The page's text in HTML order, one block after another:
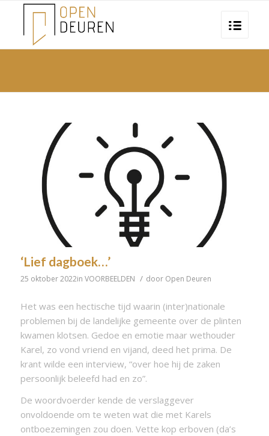
‘Lief dagboek…’
25 oktober 2022in VOORBEELDEN / door Open Deuren
Het was een hectische tijd waarin (inter)nationale
problemen bij de landelijke gemeente over de plinten
kwamen klotsen. Gedoe en emotie maar wethouder
Karel, zo vond vriend en vijand, deed het prima. De
krant wilde een interview, “over hoe hij de zaken
persoonlijk beleefd had en zo”.
De woordvoerder kende de verslaggever
onvoldoende om te weten wat die met Karels
ontboezemingen zou doen. Vette kop erboven (da’s